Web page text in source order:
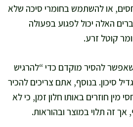
או להשתמש בחומרי סיכה שלא
האלה יכול לפגוע בפעולה
קוטל זרע.
להסיר מוקדם כדי “להרגיש
סיכון. בנוסף, אתם צריכים להכיר
מין חוזרים באותו חלון זמן, כי לא
זה תלוי במוצר ובהוראות.